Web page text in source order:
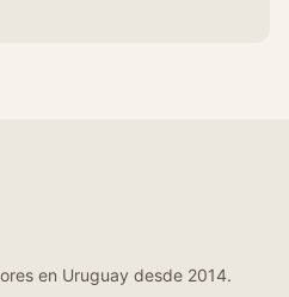
en Uruguay desde 2014.